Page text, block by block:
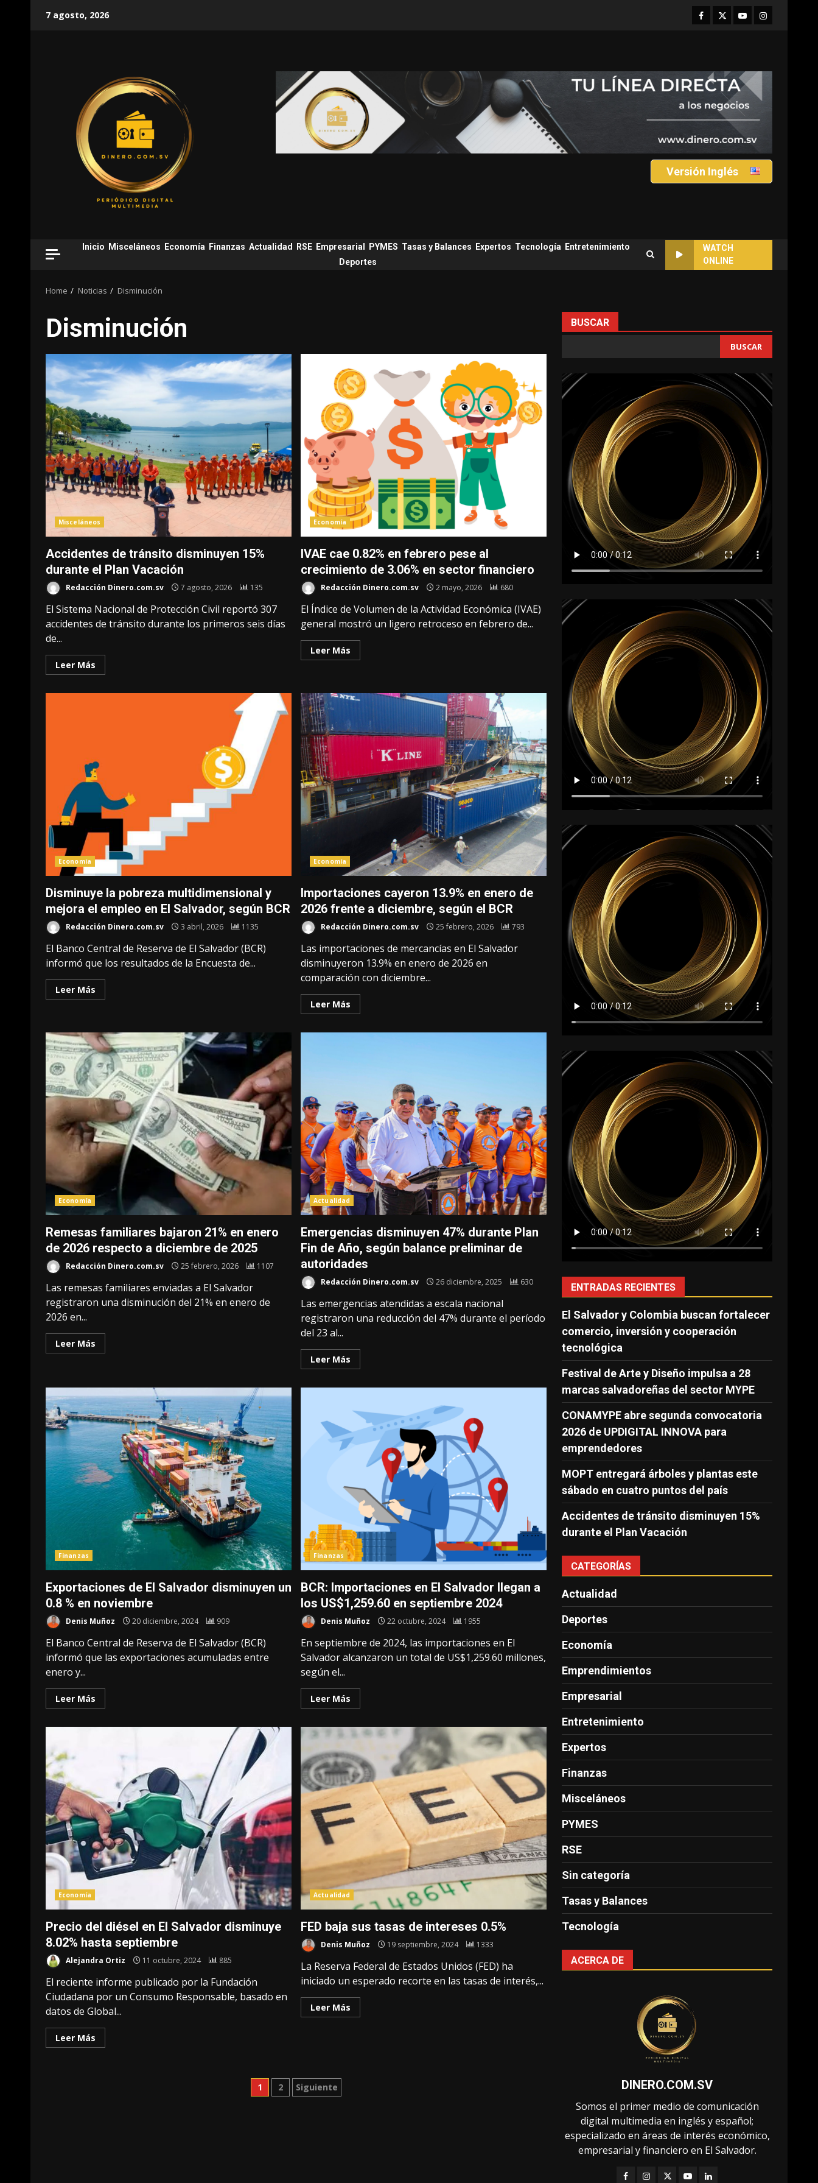
7 agosto, 2026 Facebook
TwitterYoutubeInstagram
Versión Inglés
Inicio Misceláneos Economía Finanzas Actualidad RSE Empresarial PYMES Tasas y Balances Expertos Tecnología
Entretenimiento
Deportes
WATCH
ONLINE
Home Noticias Disminución
Disminución
Misceláneos
Accidentes de tránsito disminuyen 15%
durante el Plan Vacación
Redacción Dinero.com.sv 7 agosto, 2026 135
El Sistema Nacional de Protección Civil reportó 307
accidentes de tránsito durante los primeros seis días
de...
Leer Más
Economía
IVAE cae 0.82% en febrero pese al
crecimiento de 3.06% en sector financiero
Redacción Dinero.com.sv 2 mayo, 2026 680
El Índice de Volumen de la Actividad Económica (IVAE)
general mostró un ligero retroceso en febrero de...
Leer Más
Economía
Disminuye la pobreza multidimensional y
mejora el empleo en El Salvador, según BCR
Redacción Dinero.com.sv 3 abril, 2026 1135
El Banco Central de Reserva de El Salvador (BCR)
informó que los resultados de la Encuesta de...
Leer Más
Economía
Importaciones cayeron 13.9% en enero de
2026 frente a diciembre, según el BCR
Redacción Dinero.com.sv 25 febrero, 2026 793
Las importaciones de mercancías en El Salvador
disminuyeron 13.9% en enero de 2026 en
comparación con diciembre...
Leer Más
Economía
Remesas familiares bajaron 21% en enero
de 2026 respecto a diciembre de 2025
Redacción Dinero.com.sv 25 febrero, 2026 1107
Las remesas familiares enviadas a El Salvador
registraron una disminución del 21% en enero de
2026 en...
Leer Más
Actualidad
Emergencias disminuyen 47% durante Plan
Fin de Año, según balance preliminar de
autoridades
Redacción Dinero.com.sv 26 diciembre, 2025 630
Las emergencias atendidas a escala nacional
registraron una reducción del 47% durante el período
del 23 al...
Leer Más
Finanzas
Exportaciones de El Salvador disminuyen un
0.8 % en noviembre
Denis Muñoz 20 diciembre, 2024 909
El Banco Central de Reserva de El Salvador (BCR)
informó que las exportaciones acumuladas entre
enero y...
Leer Más
Finanzas
BCR: Importaciones en El Salvador llegan a
los US$1,259.60 en septiembre 2024
Denis Muñoz 22 octubre, 2024 1955
En septiembre de 2024, las importaciones en El
Salvador alcanzaron un total de US$1,259.60 millones,
según el...
Leer Más
Economía
Precio del diésel en El Salvador disminuye
8.02% hasta septiembre
Alejandra Ortiz 11 octubre, 2024 885
El reciente informe publicado por la Fundación
Ciudadana por un Consumo Responsable, basado en
datos de Global...
Leer Más
Actualidad
FED baja sus tasas de intereses 0.5%
Denis Muñoz 19 septiembre, 2024 1333
La Reserva Federal de Estados Unidos (FED) ha
iniciado un esperado recorte en las tasas de interés,...
Leer Más
Paginación
1 2 Siguiente
BUSCAR
BUSCAR
ENTRADAS RECIENTES
El Salvador y Colombia buscan fortalecer
comercio, inversión y cooperación
tecnológica
Festival de Arte y Diseño impulsa a 28
marcas salvadoreñas del sector MYPE
CONAMYPE abre segunda convocatoria
2026 de UPDIGITAL INNOVA para
emprendedores
MOPT entregará árboles y plantas este
sábado en cuatro puntos del país
Accidentes de tránsito disminuyen 15%
durante el Plan Vacación
CATEGORÍAS
Actualidad
Deportes
Economía
Emprendimientos
Empresarial
Entretenimiento
Expertos
Finanzas
Misceláneos
PYMES
RSE
Sin categoría
Tasas y Balances
Tecnología
ACERCA DE
DINERO.COM.SV
Somos el primer medio de comunicación
digital multimedia en inglés y español;
especializado en áreas de interés económico,
empresarial y financiero en El Salvador.